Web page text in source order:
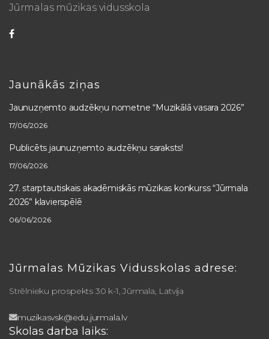
Jūrmalas mūzikas vidusskola
Jaunākās ziņas
Jaunuzņemto audzēkņu nometne “Muzikālā vasara 2026”
17/06/2026
Publicēts jaunuzņemto audzēkņu saraksts!
17/06/2026
27. starptautiskais akadēmiskās mūzikas konkurss “Jūrmala
2026” klavierspēlē
06/06/2026
Jūrmalas Mūzikas Vidusskolas adrese:
Strēlnieku prospekts 30 k-1, Jūrmala, Latvija
muzikasvsk@edu.jurmala.lv
Skolas darba laiks: